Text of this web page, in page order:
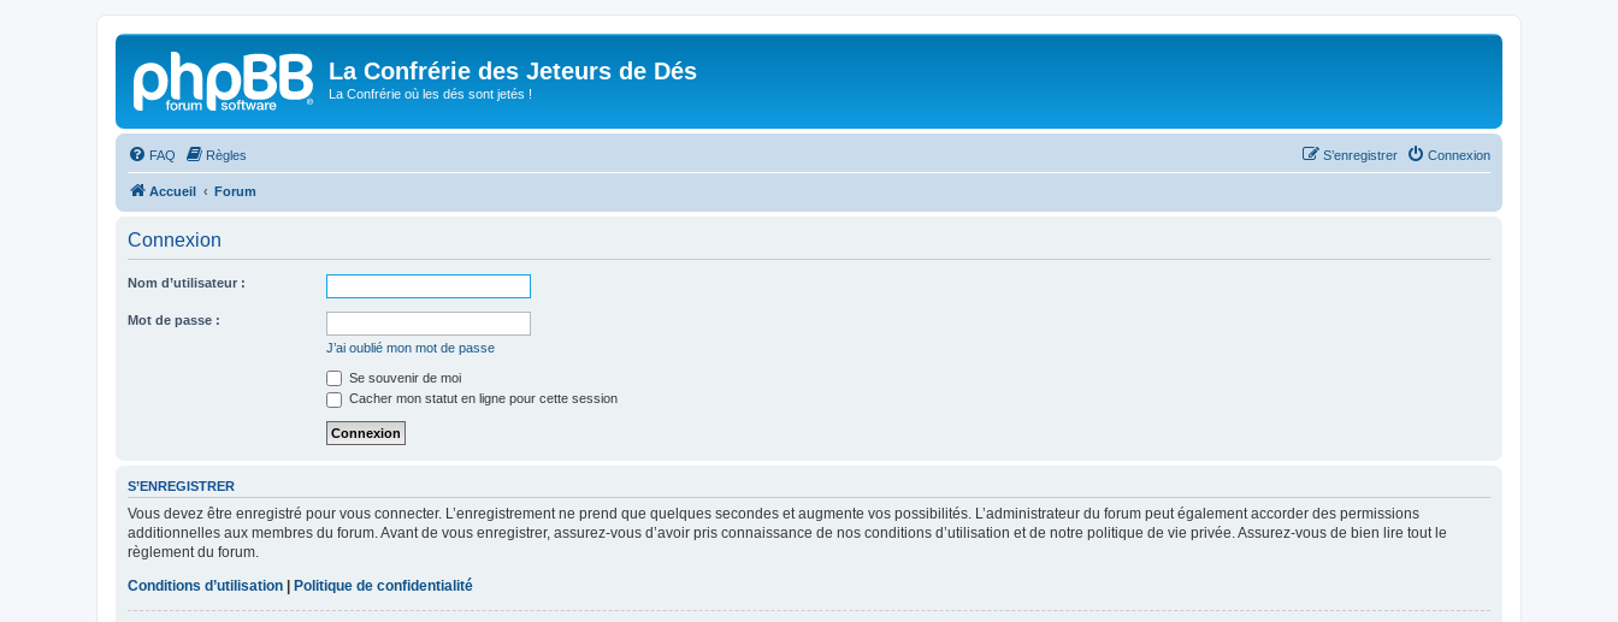
La Confrérie des Jeteurs de Dés
La Confrérie où les dés sont jetés !
FAQ Règles Connexion
S’enregistrer
Accueil Forum
Connexion
Nom d’utilisateur :
Mot de passe :
J’ai oublié mon mot de passe
Se souvenir de moi
Cacher mon statut en ligne pour cette session
S’ENREGISTRER
Vous devez être enregistré pour vous connecter. L’enregistrement ne prend que quelques secondes et augmente vos possibilités. L’administrateur du forum peut également accorder des permissions
additionnelles aux membres du forum. Avant de vous enregistrer, assurez-vous d’avoir pris connaissance de nos conditions d’utilisation et de notre politique de vie privée. Assurez-vous de bien lire tout le
règlement du forum.
Conditions d’utilisation
Politique de confidentialité